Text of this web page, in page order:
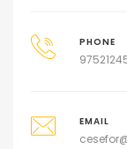
PHONE
EMAIL